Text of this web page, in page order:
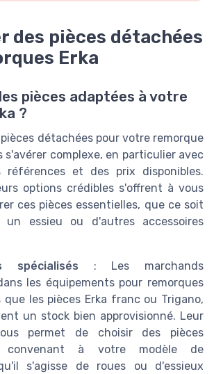
des pièces détachées
Erka
pièces adaptées à votre
?
détachées pour votre remorque
s'avérer complexe, en particulier avec
références et des prix disponibles.
options crédibles s'offrent à vous
ces pièces essentielles, que ce soit
essieu ou d'autres accessoires
spécialisés : Les marchands
les équipements pour remorques
les pièces Erka franc ou Trigano,
un stock bien approvisionné. Leur
permet de choisir des pièces
convenant à votre modèle de
s'agisse de roues ou d'essieux